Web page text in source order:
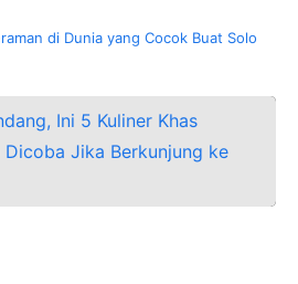
di Dunia yang Cocok Buat Solo
Ini 5 Kuliner Khas
Jika Berkunjung ke